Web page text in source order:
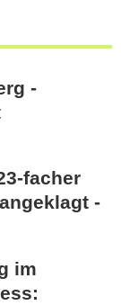
-
facher
-
im